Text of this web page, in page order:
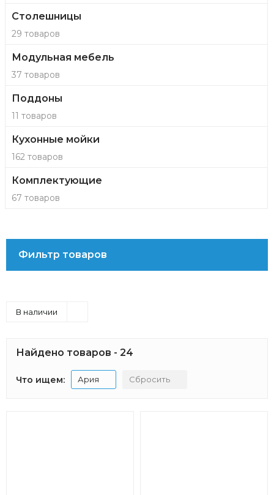
Столешницы
29 товаров
Модульная мебель
37 товаров
Поддоны
11 товаров
Кухонные мойки
162 товаров
Комплектующие
67 товаров
Фильтр товаров
В наличии
Найдено товаров - 24
Что ищем: Ария Сбросить